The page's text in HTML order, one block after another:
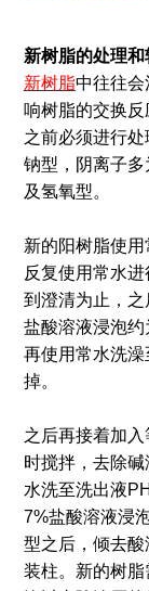
新树脂的处理和
新树脂中往往会
响树脂的交换
之前必须进行
钠型，阴离子
及氢氧型。
新的阳树脂使用
反复使用常水
到澄清为止，
盐酸溶液浸泡约
再使用常水洗
掉。
之后再接着加
时搅拌，去除
水洗至洗出液
7%盐酸溶液浸
型之后，倾去
装柱。新的树